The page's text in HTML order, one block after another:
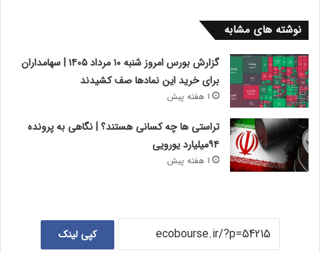
نوشته های مشابه
گزارش بورس امروز شنبه ۱۰ مرداد ۱۴۰۵ | سهامداران
برای خرید این نمادها صف کشیدند
1 هفته پیش
تراستی ها چه کسانی هستند؟ | نگاهی به پرونده
۹۴میلیارد یورویی
1 هفته پیش
کپی لینک